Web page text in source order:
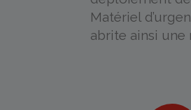
Matériel
abrite ainsi